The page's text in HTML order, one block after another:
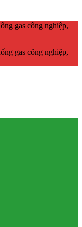
gas công nghiệp,
gas công nghiệp,